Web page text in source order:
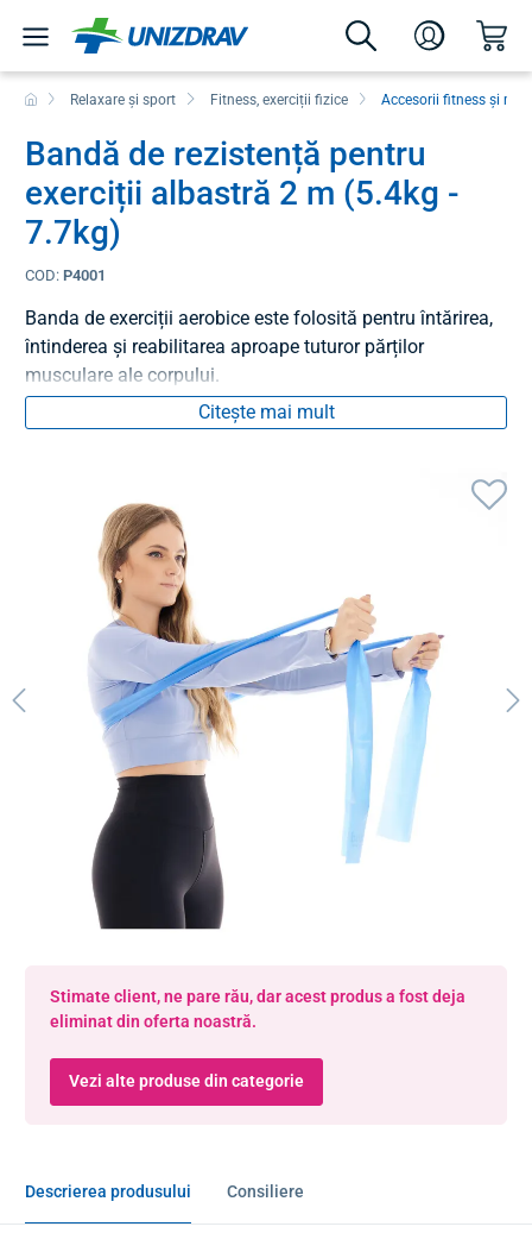
Relaxare și sport Fitness, exerciții fizice Accesorii fitness și
Bandă de rezistență pentru
exerciții albastră 2 m (5.4kg -
7.7kg)
COD: P4001
Banda de exerciții aerobice este folosită pentru întărirea,
întinderea și reabilitarea aproape tuturor părților
musculare ale corpului.
Citește mai mult
Stimate client, ne pare rău, dar acest produs a fost deja
eliminat din oferta noastră.
Vezi alte produse din categorie
Descrierea produsului Consiliere